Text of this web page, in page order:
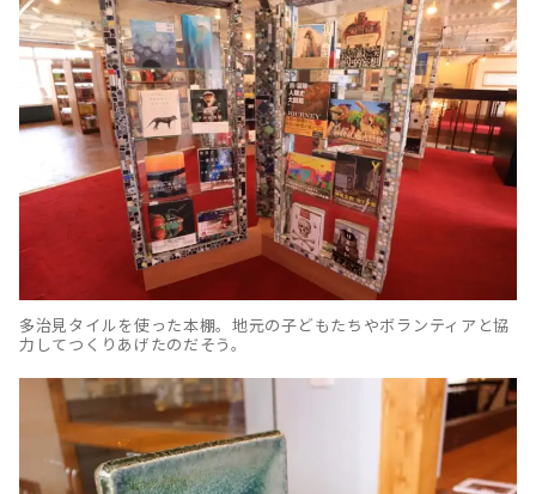
多治見タイルを使った本棚。地元の子どもたちやボランティアと協
力してつくりあげたのだそう。